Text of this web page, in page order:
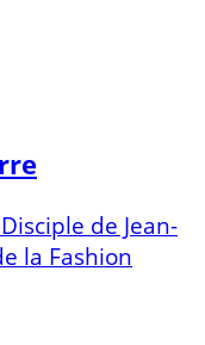
de Jean-
la Fashion